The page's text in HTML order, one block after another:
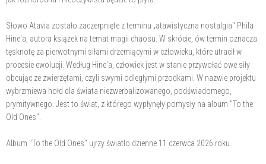
Słowo Atavia zostało zaczerpnięte z terminu „atawistyczna nostalgia" Phila
Hine'a, autora książek na temat magii chaosu. W skrócie, ów termin oznacza
tęsknotę za pierwotnymi siłami drzemiącymi w człowieku, które utracił w
procesie ewolucji. Według Hine'a, człowiek jest w stanie przywołać owe siły
obcując ze zwierzętami, czyli swymi odległymi przodkami. W nazwie projektu
wybrzmiewa hołd dla świata niezwerbalizowanego, podświadomego,
prymitywnego. Jest to świat, z którego wypłynęły pomysły na album "To the
Old Ones".
Album "To the Old Ones" ujrzy światło dzienne 11 czerwca 2026 roku.